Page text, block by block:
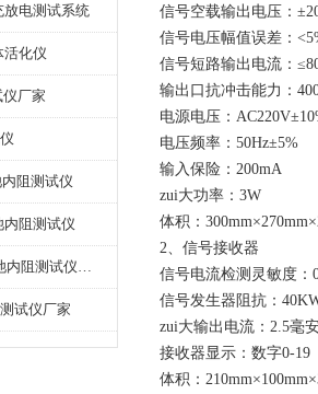
放电测试系统
活化仪
厂家
阻测试仪
内阻测试仪
HDGC3915手持式蓄电池内阻测试仪厂家
试仪厂家
信号空载输出电压：
信号电压幅值误差：
信号短路输出电流：
输出口抗冲击能力：
电源电压：
电压频率：50Hz±5%
输入保险：200mA
zui大功率：3W
体积：
2、信号接收器
信号电流检测灵敏度：
信号发生器阻抗：
zui大输出电流：2.5毫
接收器显示：数字0-19
体积：